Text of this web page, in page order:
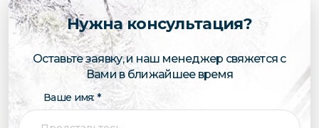
Нужна консультация?
Оставьте заявку, и наш менеджер свяжется с
Вами в ближайшее время
Ваше имя: *